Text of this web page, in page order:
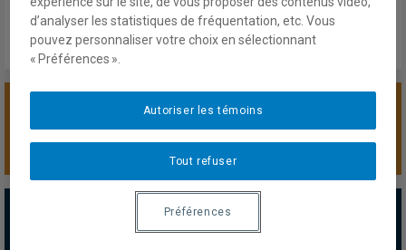
SOUTENIR LA CHAIRE
PARTENAIRES MAJEURS
Tous les partenaires
d’analyser les statistiques de fréquentation, etc. Vous
pouvez personnaliser votre choix en sélectionnant
« Préférences ».
Tout refuser
Autoriser les témoins
Préférences